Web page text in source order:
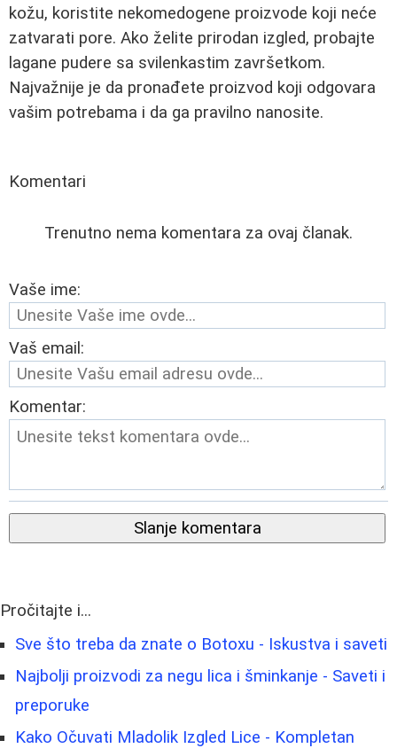
kožu, koristite nekomedogene proizvode koji neće
zatvarati pore. Ako želite prirodan izgled, probajte
lagane pudere sa svilenkastim završetkom.
Najvažnije je da pronađete proizvod koji odgovara
vašim potrebama i da ga pravilno nanosite.
Komentari
Trenutno nema komentara za ovaj članak.
Vaše ime:
Vaš email:
Komentar:
Slanje komentara
Pročitajte i...
Sve što treba da znate o Botoxu - Iskustva i saveti
Najbolji proizvodi za negu lica i šminkanje - Saveti i
preporuke
Kako Očuvati Mladolik Izgled Lice - Kompletan